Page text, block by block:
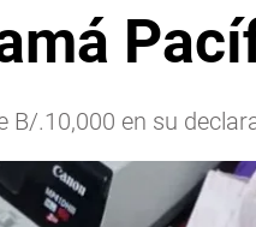
.10,000 en su